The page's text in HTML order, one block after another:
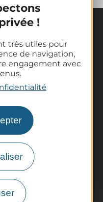
!
très utiles pour
de navigation,
engagement avec
Volcans
voyage
?